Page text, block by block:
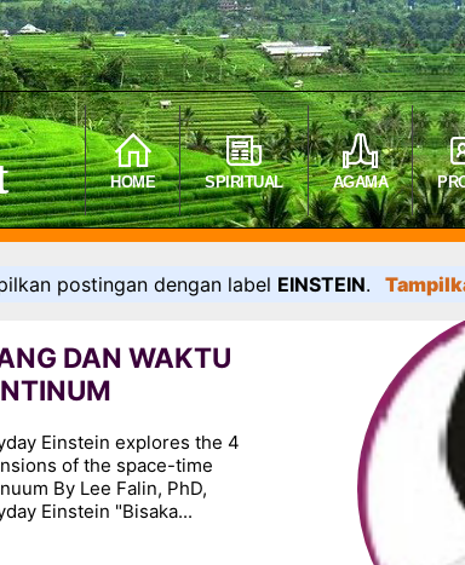
HOME SPIRITUAL AGAMA
postingan dengan label EINSTEIN.
DAN WAKTU
Einstein explores the 4
of the space-time
By Lee Falin, PhD,
Einstein "Bisaka...